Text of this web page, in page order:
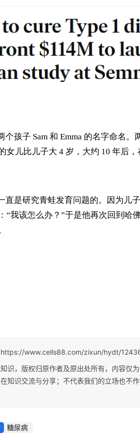
个孩子 Sam 和 Emma 的名字命名。
女儿比 儿子大 4 岁，大约 10 年后
直是研究青蛙发育问题的。 因为儿
“我该怎么办？ ”于是他再次回到哈
https://www.cells88.com/zixun/hydt/
识，版权归原作者及原出处所有，内容仅
知识交流与分享；不代表我们的立场也不
糖尿病